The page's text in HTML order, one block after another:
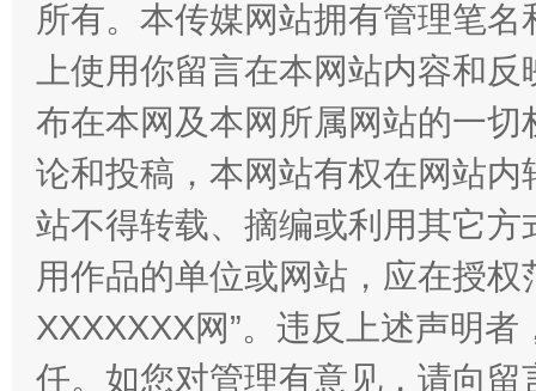
漫山遍野的桃花与雪山、麦地、白藏房 除
所有。本传媒网站拥有管理笔
上使用你留言在本网站内容和
布在本网及本网所属网站的一
论和投稿，本网站有权在网站
站不得转载、摘编或利用其它
用作品的单位或网站，应在授
XXXXXXX网”。违反上述声明
任。如您对管理有意见，请向